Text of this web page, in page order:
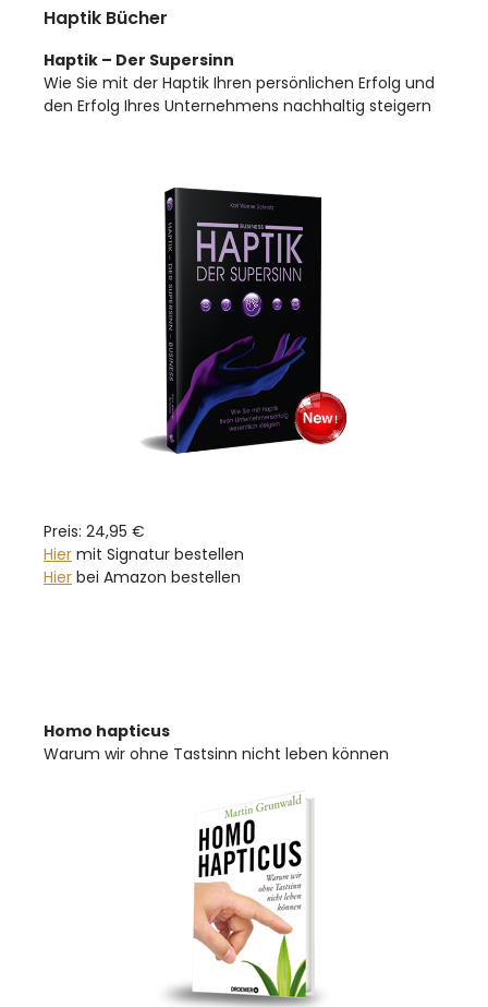
Haptik Bücher
Haptik – Der Supersinn
Wie Sie mit der Haptik Ihren persönlichen Erfolg und
den Erfolg Ihres Unternehmens nachhaltig steigern
Preis: 24,95 €
Hier mit Signatur bestellen
Hier bei Amazon bestellen
Homo hapticus
Warum wir ohne Tastsinn nicht leben können